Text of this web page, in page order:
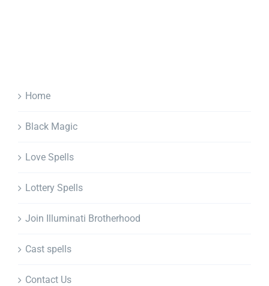
Home
Black Magic
Love Spells
Lottery Spells
Join Illuminati Brotherhood
Cast spells
Contact Us